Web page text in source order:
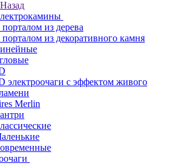
Назад
из дерева
из декоративного камня
электроочаги с эффектом живого
Merlin